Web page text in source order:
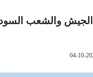
والشعب